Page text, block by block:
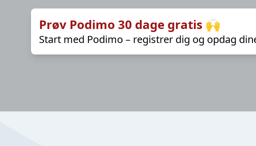
Prøv Podimo 30 dage gratis 🙌
Start med Podimo – registrer dig og opdag